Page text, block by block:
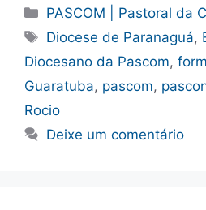
Categorias
PASCOM | Pastoral da
Tags
Diocese de Paranaguá,
Diocesano da Pascom,
Guaratuba, pascom,
Rocio
Deixe um comentário